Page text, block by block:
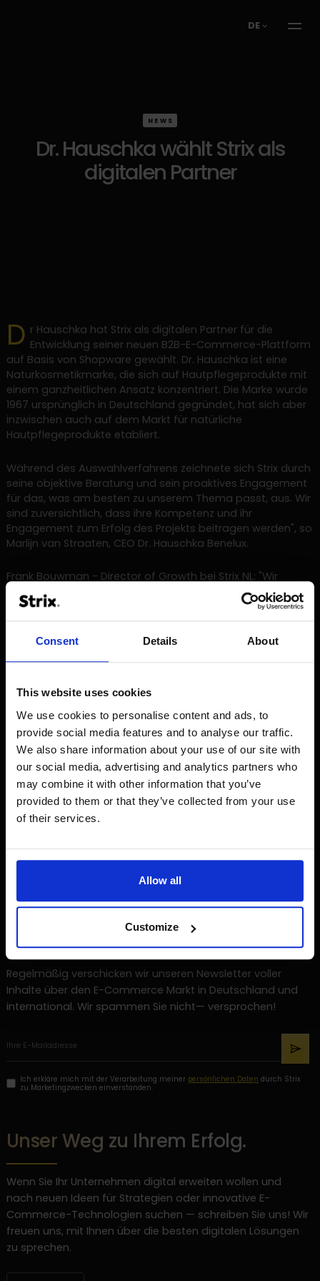
Consent Details About
This website uses cookies
We use cookies to personalise content and ads, to
provide social media features and to analyse our traffic.
We also share information about your use of our site with
our social media, advertising and analytics partners who
may combine it with other information that you’ve
provided to them or that they’ve collected from your use
of their services.
Allow all
Customize
DE
NEWS
Dr. Hauschka wählt Strix als
digitalen Partner
D r Hauschka hat Strix als digitalen Partner für die
Entwicklung seiner neuen B2B-E-Commerce-Plattform
auf Basis von Shopware gewählt. Dr. Hauschka ist eine
Naturkosmetikmarke, die sich auf Hautpflegeprodukte mit
einem ganzheitlichen Ansatz konzentriert. Die Marke wurde
1967 ursprünglich in Deutschland gegründet, hat sich aber
inzwischen auch auf dem Markt für natürliche
Hautpflegeprodukte etabliert.
Während des Auswahlverfahrens zeichnete sich Strix durch
seine objektive Beratung und sein proaktives Engagement
für das, was am besten zu unserem Thema passt, aus. Wir
sind zuversichtlich, dass ihre Kompetenz und ihr
Engagement zum Erfolg des Projekts beitragen werden", so
Marlijn van Straaten, CEO Dr. Hauschka Benelux.
Frank Bouwman - Director of Growth bei Strix NL: "Wir
freuen uns, dass Dr. Hauschka sich für uns entschieden hat.
Das Unternehmen, seine Kultur und seine Ambitionen
passen zu uns. Wir werden mit einer Erkundungsphase
beginnen und von dort aus gemeinsam den Ansatz und
Plattform festlegen.
‍ÜberDr. Hauschka‍
Dr. Hauschka bietet ein 100% natürliches, ganzheitliches
Pflegekonzept mit wirkungsvollen Produkten für Gesicht,
Körper und Make-up sowie wohltuenden Behandlungen.
Geschaffen mit der Heilkraft der Natur, ihrem Handwerk
und High-End-Technologie. Dr. Hauschka engagiert sich
mit Respekt für Mensch und Natur nach dem Motto "wir
geben mehr als wir nehmen". Ziel ist es außerdem,
Menschen im Rhythmus der Natur aufblühen zu lassen -
Anmeldung zu unserem Newsletter
Regelmäßig verschicken wir unseren Newsletter voller
Inhalte über den E-Commerce Markt in Deutschland und
international. Wir spammen Sie nicht— versprochen!
Ich erkläre mich mit der Verarbeitung meiner persönlichen Daten durch Strix
zu Marketingzwecken einverstanden.
Unser Weg zu Ihrem Erfolg.
Wenn Sie Ihr Unternehmen digital erweiten wollen und
nach neuen Ideen für Strategien oder innovative E-
Commerce-Technologien suchen — schreiben Sie uns! Wir
freuen uns, mit Ihnen über die besten digitalen Lösungen
zu sprechen.